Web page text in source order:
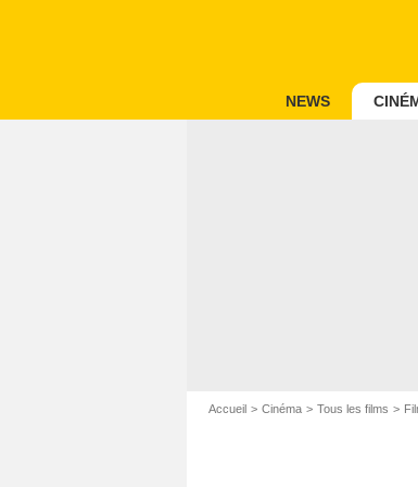
NEWS
Accueil Cinéma Tous les films